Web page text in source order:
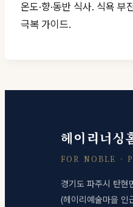
온도·향·동반 식사. 식욕 부
극복 가이드.
헤이리너싱
FOR NOBLE ·
경기도 파주시 탄
(헤이리예술마을 인